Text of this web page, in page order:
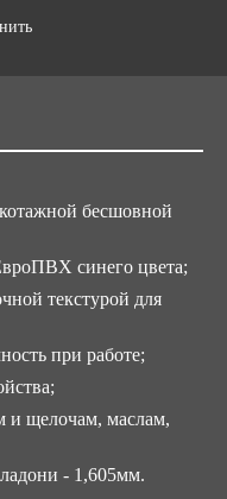
бесшовной
синего цвета;
текстурой для
при работе;
и щелочам, маслам,
- 1,605мм.